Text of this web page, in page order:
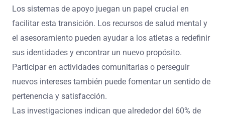
Los sistemas de apoyo juegan un papel crucial en
facilitar esta transición. Los recursos de salud mental y
el asesoramiento pueden ayudar a los atletas a redefinir
sus identidades y encontrar un nuevo propósito.
Participar en actividades comunitarias o perseguir
nuevos intereses también puede fomentar un sentido de
pertenencia y satisfacción.
Las investigaciones indican que alrededor del 60% de